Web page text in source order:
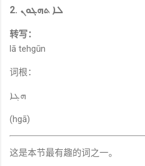
2. ܠܐ ܬܗܓܘܢ
转写：
lā tehgūn
词根：
ܗܓܐ
(hgā)
这是本节最有趣的词之一。